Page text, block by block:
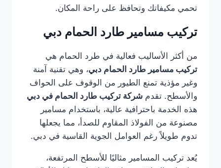
تحمي مكيفاتك وتحافظ على راحة المكان.
تركيب مسامير طارد الحمام دبي
من أكثر الأساليب فعالية في طرد الحمام هي
تركيب مسامير طارد الحمام دبي، وهي تقنية آمنة
وغير مؤذية تمنع الطيور من الوقوف على الحواف
والأسطح. تقدم شركة تركيب طارد الحمام في دبي
هذه الخدمة باحترافية عالية، باستخدام مسامير
مصنوعة من الفولاذ المقاوم للصدأ، مما يجعلها
تدوم طويلاً رغم العوامل الجوية القاسية في دبي.
يُعد تركيب المسامير مثاليًا للأسطح المرتفعة،